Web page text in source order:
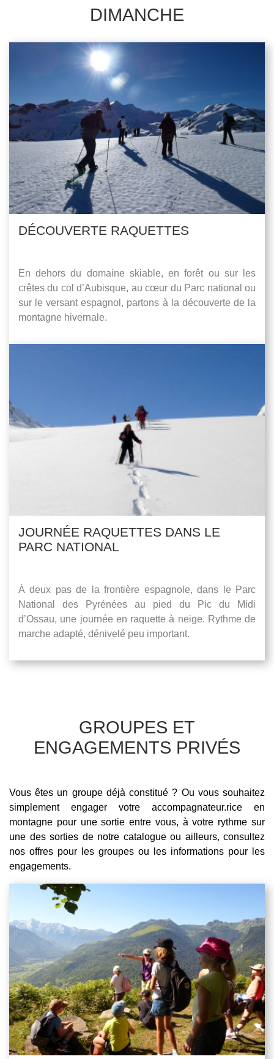
DIMANCHE
DÉCOUVERTE RAQUETTES
En dehors du domaine skiable, en forêt ou sur les
crêtes du col d’Aubisque, au cœur du Parc national ou
sur le versant espagnol, partons à la découverte de la
montagne hivernale.
JOURNÉE RAQUETTES DANS LE
PARC NATIONAL
À deux pas de la frontière espagnole, dans le Parc
National des Pyrénées au pied du Pic du Midi
d’Ossau, une journée en raquette à neige. Rythme de
marche adapté, dénivelé peu important.
GROUPES ET
ENGAGEMENTS PRIVÉS
Vous êtes un groupe déjà constitué ? Ou vous souhaitez
simplement engager votre accompagnateur.rice en
montagne pour une sortie entre vous, à votre rythme sur
une des sorties de notre catalogue ou ailleurs, consultez
nos offres pour les groupes ou les informations pour les
engagements.